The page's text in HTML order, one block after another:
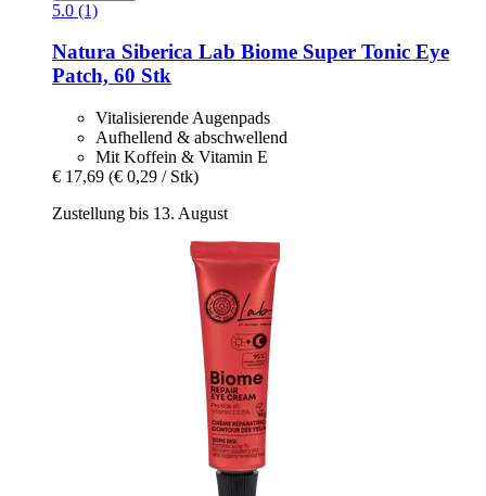
5.0 (1)
Natura Siberica Lab Biome Super Tonic Eye
Patch, 60 Stk
Vitalisierende Augenpads
Aufhellend & abschwellend
Mit Koffein & Vitamin E
€ 17,69 (€ 0,29 / Stk)
Zustellung bis 13. August